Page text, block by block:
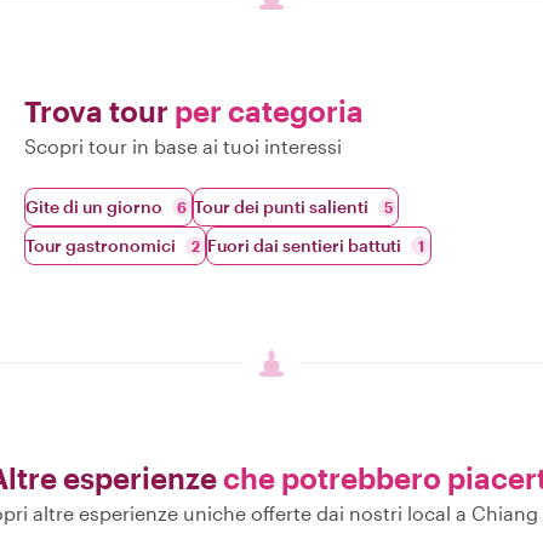
Trova tour per categoria
Scopri tour in base ai tuoi interessi
Gite di un giorno 6 Tour dei punti salienti 5
Tour gastronomici 2 Fuori dai sentieri battuti 1
esperienzeche potrebbero
altre esperienze uniche offerte dai nostri local a Chiang